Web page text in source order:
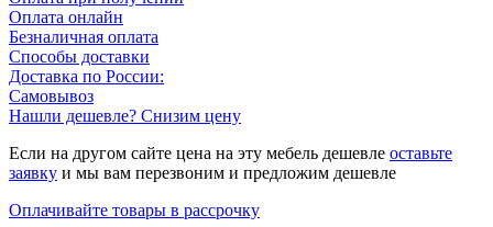
Оплата онлайн
Безналичная оплата
Способы доставки
Доставка по России:
Самовывоз
Нашли дешевле? Снизим цену
Если на другом сайте цена на эту мебель дешевле оставьте
заявку и мы вам перезвоним и предложим дешевле
Оплачивайте товары в рассрочку